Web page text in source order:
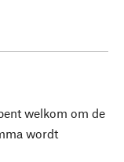
welkom om de
wordt